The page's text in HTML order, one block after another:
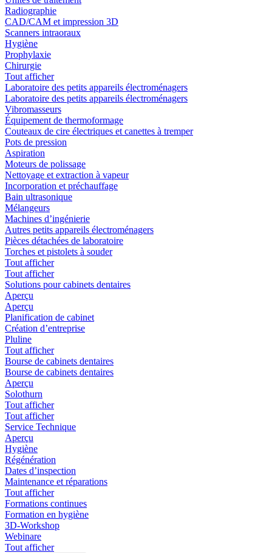
Radiographie
CAD/CAM et impression 3D
Scanners intraoraux
Hygiène
Prophylaxie
Chirurgie
Tout afficher
Laboratoire des petits appareils électroménagers
Laboratoire des petits appareils électroménagers
Vibromasseurs
Équipement de thermoformage
Couteaux de cire électriques et canettes à tremper
Pots de pression
Aspiration
Moteurs de polissage
Nettoyage et extraction à vapeur
Incorporation et préchauffage
Bain ultrasonique
Mélangeurs
Machines d’ingénierie
Autres petits appareils électroménagers
Pièces détachées de laboratoire
Torches et pistolets à souder
Tout afficher
Tout afficher
Solutions pour cabinets dentaires
Aperçu
Aperçu
Planification de cabinet
Création d’entreprise
Pluline
Tout afficher
Bourse de cabinets dentaires
Bourse de cabinets dentaires
Aperçu
Solothurn
Tout afficher
Tout afficher
Service Technique
Aperçu
Hygiène
Régénération
Dates d’inspection
Maintenance et réparations
Tout afficher
Formations continues
Formation en hygiène
3D-Workshop
Webinare
Tout afficher